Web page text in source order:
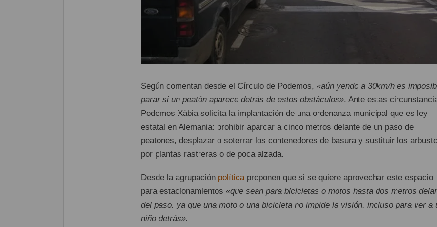
Según comentan desde el Círculo de Podemos, «aún yendo a 30km/h es
parar si un peatón aparece detrás de estos obstáculos». Ante estas
Podemos Xàbia solicita la implantación de una ordenanza municipal que es ley
estatal en Alemania: prohibir aparcar a cinco metros delante de un paso de
peatones, desplazar o soterrar los contenedores de basura y sustituir los
por plantas rastreras o de poca alzada.
Desde la agrupación políticaproponen que si se quiere aprovechar este espacio
para estacionamientos «que sean para bicicletas o motos hasta dos metros
del paso, ya que una moto o una bicicleta no impide la visión, incluso para ver a
niño detrás».